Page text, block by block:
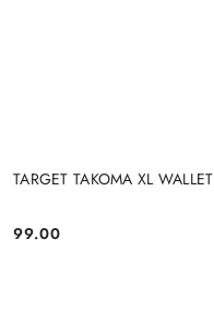
TARGET TAKOMA XL WALLET
Cena:
99.00